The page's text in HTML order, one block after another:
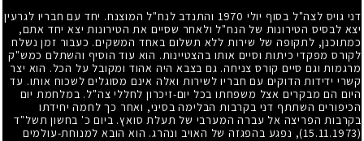
דני גויס לצה"ל בסוף יולי 1970 והתנדב לנח"ל המוצנח. יחד עם חבריו לגרעין
יצא לבסיס הטירונות של הנח"ל ולאחר שסיים את הטירונות יצא יחד אתם,
כמתוכנן, לתקופה של שירות ללא תשלום באחד המשקים. כעבור זמן נשלח
לקורס מפקדי כיתות וסיים אותו בהצטיינות. הוא עוד הוסיף והשתלם כמש"ק
מרגמות וגם סיים קורס צניחה. גם בצבא היה אהוד ומקובל על הכל. הוא יצר
קשרי ידידות הדוקים עם חבריו לשירות ואלה אינם מסוגלים לשכוח אותו. עד
היום הם מבקרים אצל משפחתו בכל יום-זיכרון לחללי צה"ל. במלחמת יום
הכיפורים השתתף דני בקרבות הבלימה בסיני, ואחר כך לחמה יחידתו
בקרבות הפריצה אל עברה המערבי של תעלת סואץ. ביום כ' בחשון תשל"ד
(15.11.1973)
, נפגע בהפגזה של האויב ונהרג. הוא הובא למנוחת-עולמים